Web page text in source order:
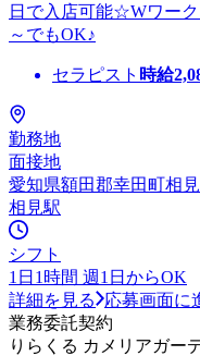
日で入店可能☆Wワー
～でもOK♪
セラピスト 時給
勤務地
面接地
愛知県額田郡幸田町相
相見駅
シフト
1日1時間 週1日からOK
詳細を見る
応募画面に
業務委託契約
りらくる カメリアガー